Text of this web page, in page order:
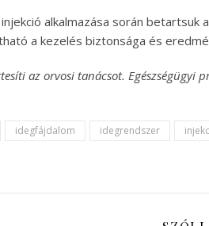
alkalmazása során
a kezelés biztonsága és
az orvosi tanácsot.
idegfájdalom idegrendszer